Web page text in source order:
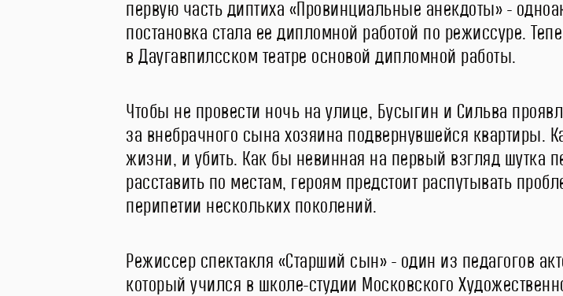
первую часть диптиха «Провинциальные анекдоты» -
постановка стала ее дипломной работой по режиссуре.
в Даугавпилсском театре основой дипломной работы.
Чтобы не провести ночь на улице, Бусыгин и Сильва
за внебрачного сына хозяина подвернувшейся квартиры.
жизни, и убить. Как бы невинная на первый взгляд шутка
расставить по местам, героям предстоит распутывать
перипетии нескольких поколений.
Режиссер спектакля «Старший сын» - один из педагогов
который учился в школе-студии Московского